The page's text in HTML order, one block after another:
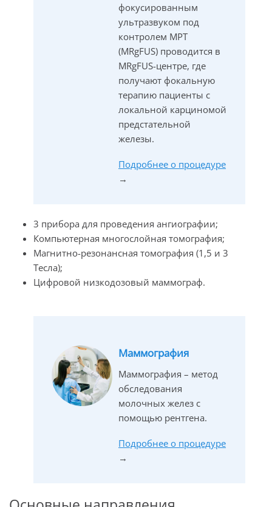
фокусированным
ультразвуком под
контролем МРТ
(MRgFUS) проводится в
MRgFUS-центре, где
получают фокальную
терапию пациенты с
локальной карциномой
предстательной
железы.
Подробнее о процедуре
→
3 прибора для проведения ангиографии;
Компьютерная многослойная томография;
Магнитно-резонансная томография (1,5 и 3
Тесла);
Цифровой низкодозовый маммограф.
Маммография
Маммография – метод
обследования
молочных желез с
помощью рентгена.
Подробнее о процедуре
→